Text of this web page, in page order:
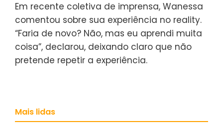
Em recente coletiva de imprensa, Wanessa
comentou sobre sua experiência no reality.
“Faria de novo? Não, mas eu aprendi muita
coisa”, declarou, deixando claro que não
pretende repetir a experiência.
Mais lidas